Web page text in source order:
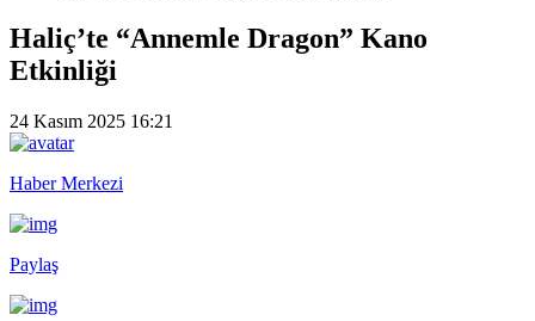
Haliç’te “Annemle Dragon” Kano
Etkinliği
24 Kasım 2025 16:21
Haber Merkezi
Paylaş